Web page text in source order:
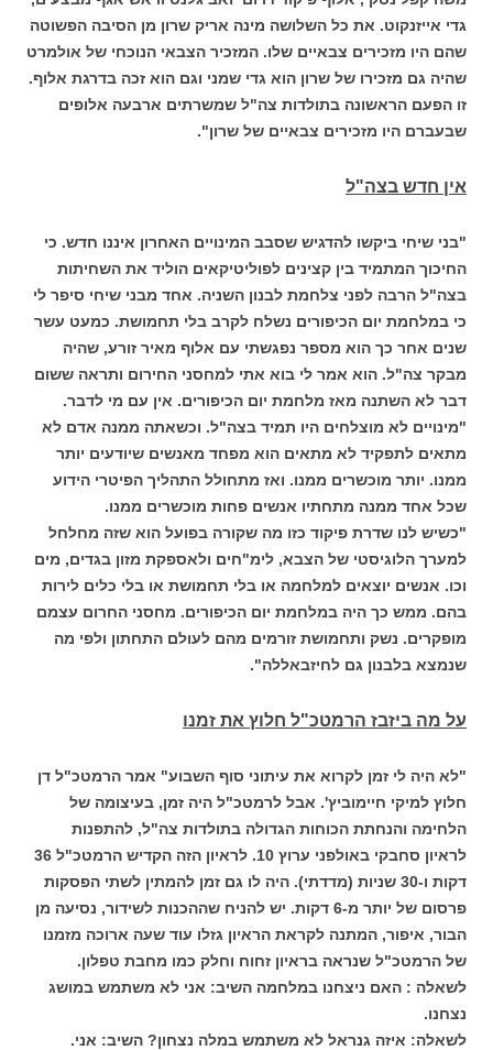
גדי אייזנקוט. את כל השלושה מינה אריק שרון מן הסיבה הפשוטה
שהם היו מזכירים צבאיים שלו. המזכיר הצבאי הנוכחי של אולמרט
שהיה גם מזכירו של שרון הוא גדי שמני וגם הוא זכה בדרגת אלוף.
זו הפעם הראשונה בתולדות צה"ל שמשרתים ארבעה אלופים
שבעברם היו מזכירים צבאיים של שרון".
אין חדש בצה"ל
"בני שיחי ביקשו להדגיש שסבב המינויים האחרון איננו חדש. כי
החיכוך המתמיד בין קצינים לפוליטיקאים הוליד את השחיתות
בצה"ל הרבה לפני צלחמת לבנון השניה. אחד מבני שיחי סיפר לי
כי במלחמת יום הכיפורים נשלח לקרב בלי תחמושת. כמעט עשר
שנים אחר כך הוא מספר נפגשתי עם אלוף מאיר זורע, שהיה
מבקר צה"ל. הוא אמר לי בוא אתי למחסני החירום ותראה ששום
דבר לא השתנה מאז מלחמת יום הכיפורים. אין עם מי לדבר.
"מינויים לא מוצלחים היו תמיד בצה"ל. וכשאתה ממנה אדם לא
מתאים לתפקיד לא מתאים הוא מפחד מאנשים שיודעים יותר
ממנו. יותר מוכשרים ממנו. ואז מתחולל התהליך הפיטרי הידוע
שכל אחד ממנה מתחתיו אנשים פחות מוכשרים ממנו.
"כשיש לנו שדרת פיקוד כזו מה שקורה בפועל הוא שזה מחלחל
למערך הלוגיסטי של הצבא, לימ"חים ולאספקת מזון בגדים, מים
וכו. אנשים יוצאים למלחמה או בלי תחמושת או בלי כלים לירות
בהם. ממש כך היה במלחמת יום הכיפורים. מחסני החרום עצמם
מופקרים. נשק ותחמושת זורמים מהם לעולם התחתון ולפי מה
שנמצא בלבנון גם לחיזבאללה".
על מה ביזבז הרמטכ"ל חלוץ את זמנו
"לא היה לי זמן לקרוא את עיתוני סוף השבוע" אמר הרמטכ"ל דן
חלוץ למיקי חיימוביץ'. אבל לרמטכ"ל היה זמן, בעיצומה של
הלחימה והנחתת הכוחות הגדולה בתולדות צה"ל, להתפנות
לראיון סחבקי באולפני ערוץ 10. לראיון הזה הקדיש הרמטכ"ל 36
דקות ו-30 שניות (מדדתי). היה לו גם זמן להמתין לשתי הפסקות
פרסום של יותר מ-6 דקות. יש להניח שההכנות לשידור, נסיעה מן
הבור, איפור, המתנה לקראת הראיון גזלו עוד שעה ארוכה מזמנו
של הרמטכ"ל שנראה בראיון זחוח וחלק כמו מחבת טפלון.
לשאלה : האם ניצחנו במלחמה השיב: אני לא משתמש במושג
נצחנו.
לשאלה: איזה גנראל לא משתמש במלה נצחון? השיב: אני.